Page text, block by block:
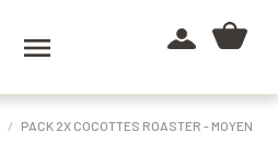

PACK 2X COCOTTES ROASTER - MOYEN